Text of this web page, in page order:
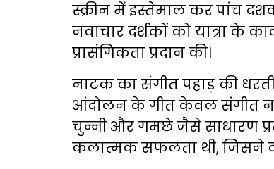
स्क्रीन में इस्तेमाल कर पांच
नवाचार दर्शकों को यात्रा
प्रासंगिकता प्रदान की।
नाटक का संगीत पहाड़ की
आंदोलन के गीत केवल संगीत
चुन्नी और गमछे जैसे साधारण
कलात्मक सफलता थी, जिसने